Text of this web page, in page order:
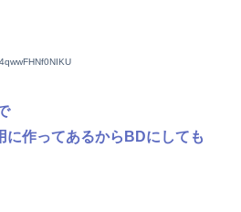
に作ってあるからBDにしても